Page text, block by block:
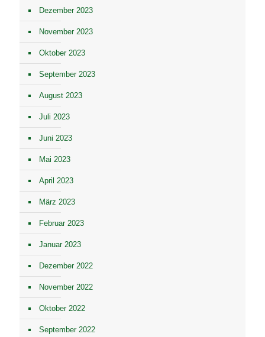
Dezember 2023
November 2023
Oktober 2023
September 2023
August 2023
Juli 2023
Juni 2023
Mai 2023
April 2023
März 2023
Februar 2023
Januar 2023
Dezember 2022
November 2022
Oktober 2022
September 2022